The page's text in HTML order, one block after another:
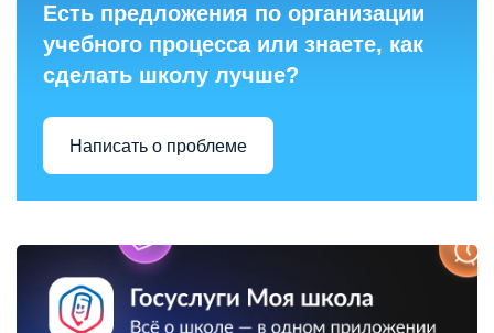
Есть предложения по организации
учебного процесса или знаете, как
сделать школу лучше?
Написать о проблеме